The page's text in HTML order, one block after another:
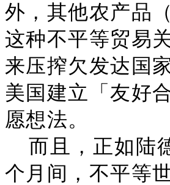
外，其他农产品
这种不平等贸易
来压搾欠发达国
美国建立「友好
愿想法。
而且，正如陆
个月间，不平等